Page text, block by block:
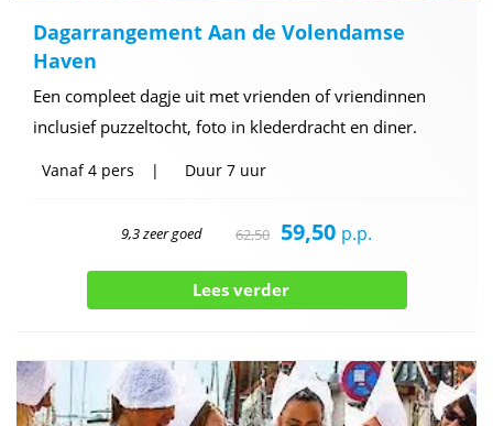
Dagarrangement Aan de Volendamse
Haven
Een compleet dagje uit met vrienden of vriendinnen
inclusief puzzeltocht, foto in klederdracht en diner.
Vanaf4 pers Duur 7 uur
9,3 zeer goed 62,50 59,50 p.p.
Lees verder